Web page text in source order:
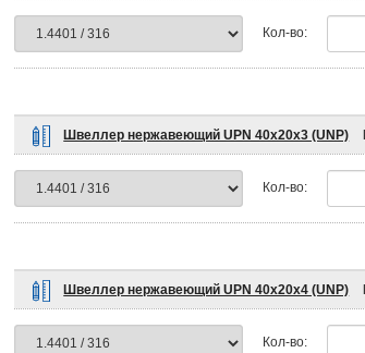
Кол-во:
Швеллер нержавеющий UPN 40х20х3 (UNP)
Кол-во:
Швеллер нержавеющий UPN 40х20х4 (UNP)
Кол-во: